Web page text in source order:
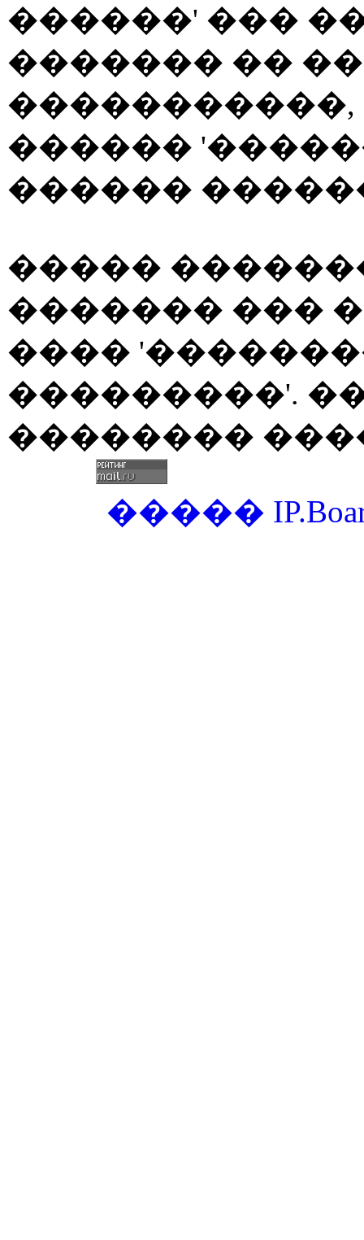
������' ���
������� ��
�����������,
������
������
�����
������� ���
����
���������'.
��������
�����